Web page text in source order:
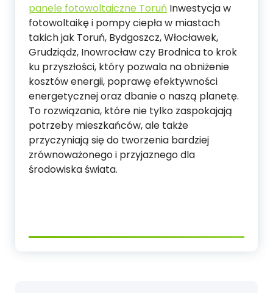
panele fotowoltaiczne Toruń Inwestycja w
fotowoltaikę i pompy ciepła w miastach
takich jak Toruń, Bydgoszcz, Włocławek,
Grudziądz, Inowrocław czy Brodnica to krok
ku przyszłości, który pozwala na obniżenie
kosztów energii, poprawę efektywności
energetycznej oraz dbanie o naszą planetę.
To rozwiązania, które nie tylko zaspokajają
potrzeby mieszkańców, ale także
przyczyniają się do tworzenia bardziej
zrównoważonego i przyjaznego dla
środowiska świata.